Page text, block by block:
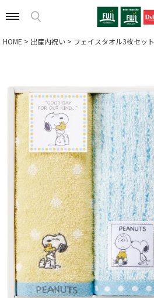
商品の価格から選ぶ
定番ギフトから選ぶ
相手別のおすすめギフトから選ぶ
HOME 出産内祝い フェイスタオル3枚セット